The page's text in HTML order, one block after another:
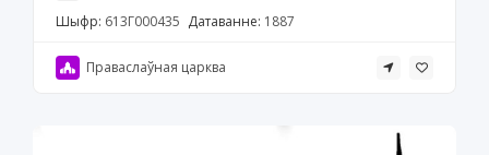
Шыфр: 613Г000435 Датаванне: 1887
Праваслаўная царква